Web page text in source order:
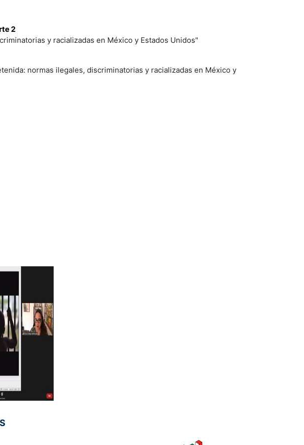
2
y racializadas en México y Estados Unidos"
normas ilegales, discriminatorias y racializadas en México y